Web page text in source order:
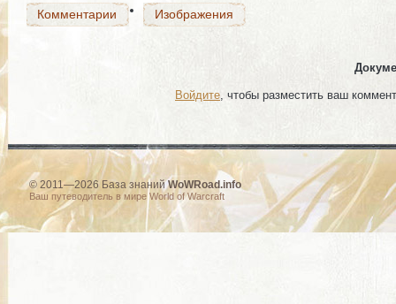
Комментарии Изображения
Войдите , чтобы разместить ваш
© 2011—2026 База знанийWoWRoad.info
Ваш путеводитель в мире World of Warcraft